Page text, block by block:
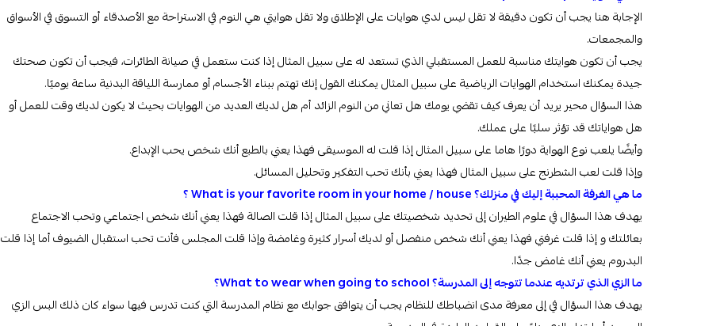
الإجابة هنا يجب أن تكون دقيقة لا تقل ليس لدي هوايات على الإطلاق ولا تقل هوايتي هي النوم في الاستراحة مع الأصدقاء أو التسوق في الأسواق
والمجمعات.
يجب أن تكون هوايتك مناسبة للعمل المستقبلي الذي تستعد له على سبيل المثال إذا كنت ستعمل في صيانة الطائرات، فيجب أن تكون صحتك
جيدة يمكنك استخدام الهوايات الرياضية على سبيل المثال يمكنك القول إنك تهتم ببناء الأجسام أو ممارسة اللياقة البدنية ساعة يوميًا.
هذا السؤال محير يريد أن يعرف كيف تقضي يومك هل تعاني من النوم الزائد أم هل لديك العديد من الهوايات بحيث لا يكون لديك وقت للعمل أو
هل هواياتك قد تؤثر سلبًا على عملك.
وأيضًا يلعب نوع الهواية دورًا هاما على سبيل المثال إذا قلت له الموسيقى فهذا يعني بالطبع أنك شخص يحب الإبداع.
وإذا قلت لعب الشطرنج على سبيل المثال فهذا يعني بأنك تحب التفكير وتحليل المسائل.
ما هي الغرفة المحببة إليك في منزلك؟
؟
يهدف هذا السؤال في علوم الطيران إلى تحديد شخصيتك على سبيل المثال إذا قلت الصالة فهذا يعني أنك شخص اجتماعي وتحب الاجتماع
بعائلتك و إذا قلت غرفتي فهذا يعني أنك شخص منفصل أو لديك أسرار كثيرة وغامضةوإذا قلت المجلس فأنت تحب استقبال الضيوف أما إذا قلت
البدروم يعني أنك غامض جدًا.
ما الزي الذي ترتديه عندما تتوجه إلى المدرسة؟ What to wear when going to school؟
يهدف هذا السؤال في إلى معرفة مدى انضباطك للنظام يجب أن يتوافق جوابك مع نظام المدرسة التي كنت تدرس فيها سواء كان ذلك البس الزي